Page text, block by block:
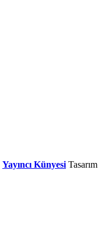
Yayıncı Künyesi Tasarım